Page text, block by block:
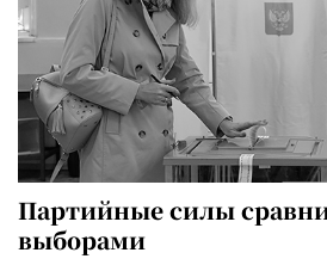
Партийные силы
выборами